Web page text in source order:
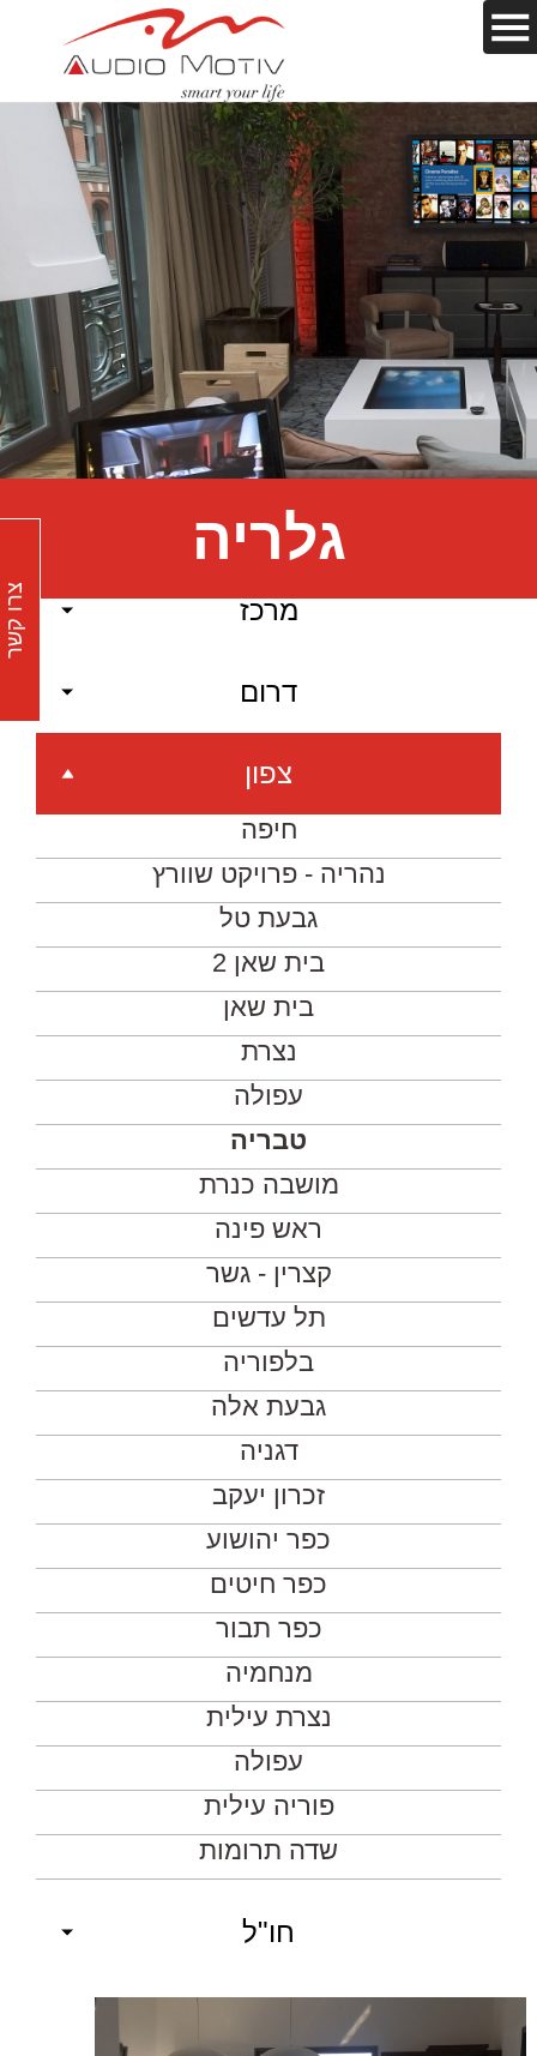
גלריה
מרכז
דרום
צפון
חיפה
נהריה - פרויקט שוורץ
גבעת טל
בית שאן 2
בית שאן
נצרת
עפולה
טבריה
מושבה כנרת
ראש פינה
קצרין - גשר
תל עדשים
בלפוריה
גבעת אלה
דגניה
זכרון יעקב
כפר יהושוע
כפר חיטים
כפר תבור
מנחמיה
נצרת עילית
עפולה
פוריה עילית
שדה תרומות
חו"ל
צרו קשר